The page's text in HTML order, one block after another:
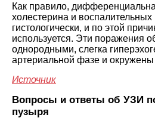
Как правило,
холестерина и
гистологически, и по этой
используется. Эти поражения
однородными, слегка
артериальной фазе и
Источник
Вопросы и ответы об УЗИ
пузыря